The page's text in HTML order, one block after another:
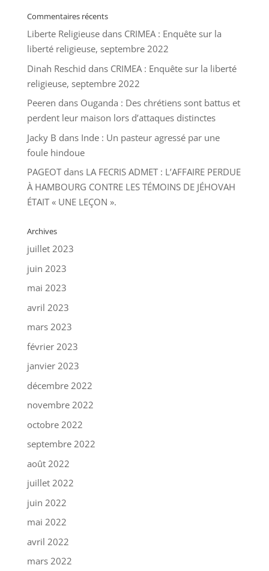
Commentaires récents
Liberte Religieusedans CRIMEA : Enquête sur la
liberté religieuse, septembre 2022
Dinah Reschid dans CRIMEA : Enquête sur la liberté
religieuse, septembre 2022
Peeren dans Ouganda : Des chrétiens sont battus et
perdent leur maison lors d’attaques distinctes
Jacky B dans Inde : Un pasteur agressé par une
foule hindoue
PAGEOTdans LA FECRIS ADMET : L’AFFAIRE PERDUE
À HAMBOURG CONTRE LES TÉMOINS DE JÉHOVAH
ÉTAIT « UNE LEÇON ».
Archives
juillet 2023
juin 2023
mai 2023
avril 2023
mars 2023
février 2023
janvier 2023
décembre 2022
novembre 2022
octobre 2022
septembre 2022
août 2022
juillet 2022
juin 2022
mai 2022
avril 2022
mars 2022